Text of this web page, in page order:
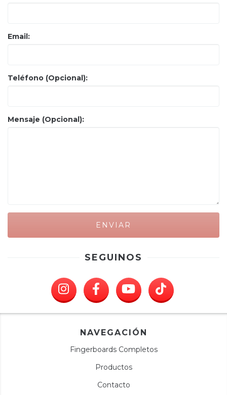
Email:
Teléfono (Opcional):
Mensaje (Opcional):
SEGUINOS
NAVEGACIÓN
Fingerboards Completos
Productos
Contacto